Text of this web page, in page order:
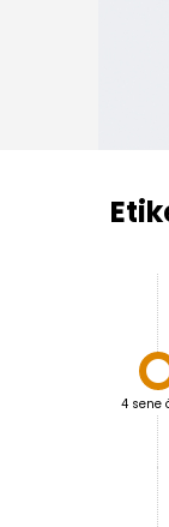

4 sene